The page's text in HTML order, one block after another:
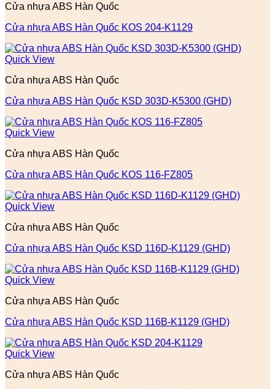
Cửa nhựa ABS Hàn Quốc
Cửa nhựa ABS Hàn Quốc KOS 204-K1129
Quick View
Cửa nhựa ABS Hàn Quốc
Cửa nhựa ABS Hàn Quốc KSD 303D-K5300 (GHD)
Quick View
Cửa nhựa ABS Hàn Quốc
Cửa nhựa ABS Hàn Quốc KOS 116-FZ805
Quick View
Cửa nhựa ABS Hàn Quốc
Cửa nhựa ABS Hàn Quốc KSD 116D-K1129 (GHD)
Quick View
Cửa nhựa ABS Hàn Quốc
Cửa nhựa ABS Hàn Quốc KSD 116B-K1129 (GHD)
Quick View
Cửa nhựa ABS Hàn Quốc